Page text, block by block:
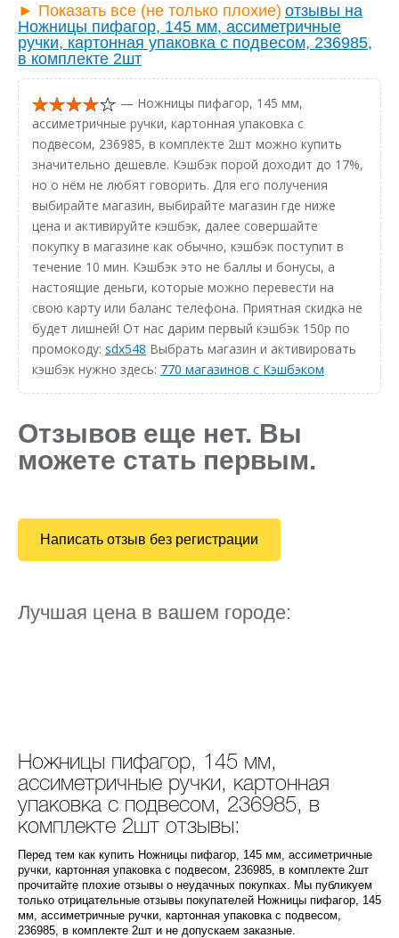
► Показать все (не только плохие) отзывы на
Ножницы пифагор, 145 мм, ассиметричные
ручки, картонная упаковка с подвесом, 236985,
в комплекте 2шт
— Ножницы пифагор, 145 мм,
ассиметричные ручки, картонная упаковка с
подвесом, 236985, в комплекте 2шт можно купить
значительно дешевле. Кэшбэк порой доходит до 17%,
но о нём не любят говорить. Для его получения
выбирайте магазин, выбирайте магазин где ниже
цена и активируйте кэшбэк, далее совершайте
покупку в магазине как обычно, кэшбэк поступит в
течение 10 мин. Кэшбэк это не баллы и бонусы, а
настоящие деньги, которые можно перевести на
свою карту или баланс телефона. Приятная скидка не
будет лишней! От нас дарим первый кэшбэк 150р по
промокоду: sdx548 Выбрать магазин и активировать
кэшбэк нужно здесь: 770 магазинов с Кэшбэком
Отзывов еще нет. Вы
можете стать первым.
Написать отзыв без регистрации
Лучшая цена в вашем городе:
Ножницы пифагор, 145 мм,
ассиметричные ручки, картонная
упаковка с подвесом, 236985, в
комплекте 2шт отзывы:
Перед тем как купить Ножницы пифагор, 145 мм, ассиметричные
ручки, картонная упаковка с подвесом, 236985, в комплекте 2шт
прочитайте плохие отзывы о неудачных покупках. Мы публикуем
только отрицательные отзывы покупателей Ножницы пифагор, 145
мм, ассиметричные ручки, картонная упаковка с подвесом,
236985, в комплекте 2шт и не допускаем заказные.